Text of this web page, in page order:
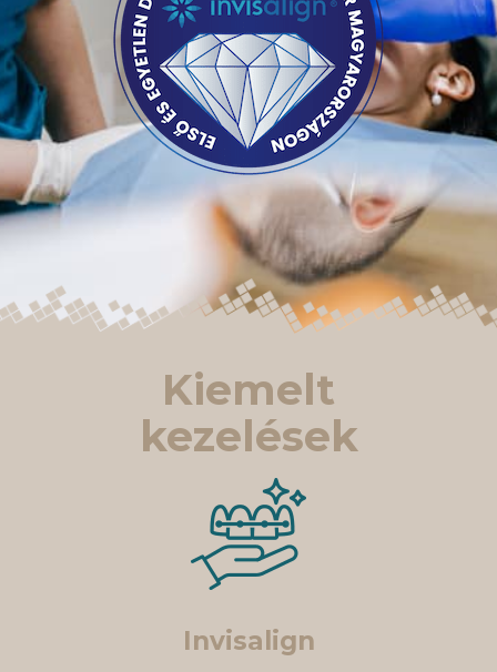
Kiemelt
kezelések
Invisalign